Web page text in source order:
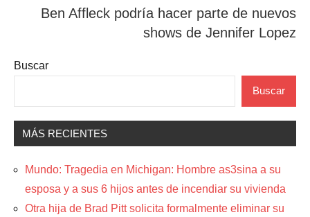
Ben Affleck podría hacer parte de nuevos
shows de Jennifer Lopez
Buscar
Buscar
MÁS RECIENTES
Mundo: Tragedia en Michigan: Hombre as3sina a su
esposa y a sus 6 hijos antes de incendiar su vivienda
Otra hija de Brad Pitt solicita formalmente eliminar su